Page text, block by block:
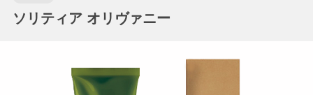
ソリティア オリヴァニー